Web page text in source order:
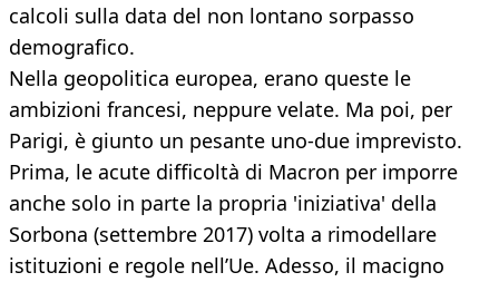
calcoli sulla data del non lontano sorpasso
demografico.
Nella geopolitica europea, erano queste le
ambizioni francesi, neppure velate. Ma poi, per
Parigi, è giunto un pesante uno-due imprevisto.
Prima, le acute difficoltà di Macron per imporre
anche solo in parte la propria 'iniziativa' della
Sorbona (settembre 2017) volta a rimodellare
istituzioni e regole nell’Ue. Adesso, il macigno